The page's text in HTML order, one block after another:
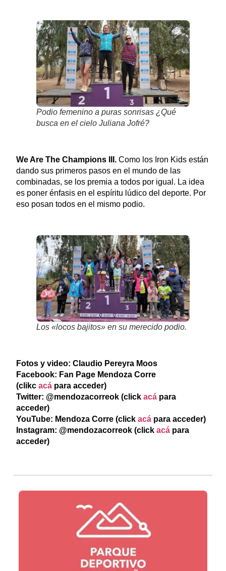
Podio femenino a puras sonrisas ¿Qué
busca en el cielo Juliana Jofré?
We Are The Champions III.Como los Iron Kids están
dando sus primeros pasos en el mundo de las
combinadas, se los premia a todos por igual. La idea
es poner énfasis en el espíritu lúdico del deporte. Por
eso posan todos en el mismo podio.
Los «locos bajitos» en su merecido podio.
Fotos y video: Claudio Pereyra Moos
Facebook: Fan Page Mendoza Corre
(clikc acápara acceder)
Twitter: @mendozacorreok (click acápara
acceder)
YouTube: Mendoza Corre (click acápara acceder)
Instagram: @mendozacorreok (click acápara
acceder)